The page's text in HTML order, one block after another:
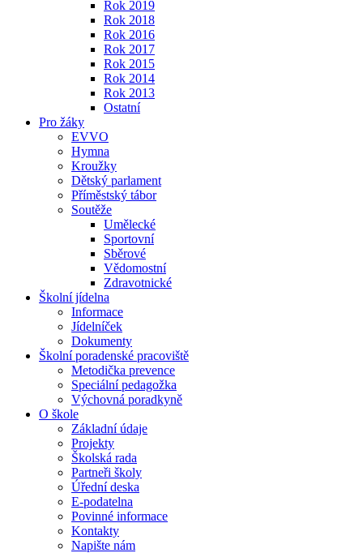
Rok 2019
Rok 2018
Rok 2016
Rok 2017
Rok 2015
Rok 2014
Rok 2013
Ostatní
Pro žáky
EVVO
Hymna
Kroužky
Dětský parlament
Příměstský tábor
Soutěže
Umělecké
Sportovní
Sběrové
Vědomostní
Zdravotnické
Školní jídelna
Informace
Jídelníček
Dokumenty
Školní poradenské pracoviště
Metodička prevence
Speciální pedagožka
Výchovná poradkyně
O škole
Základní údaje
Projekty
Školská rada
Partneři školy
Úřední deska
E-podatelna
Povinné informace
Kontakty
Napište nám